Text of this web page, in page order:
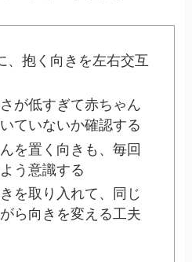
、抱く向きを左右交互
が低すぎて赤ちゃん
ていないか確認する
を置く向きも、毎回
う意識する
を取り入れて、同じ
ら向きを変える工夫